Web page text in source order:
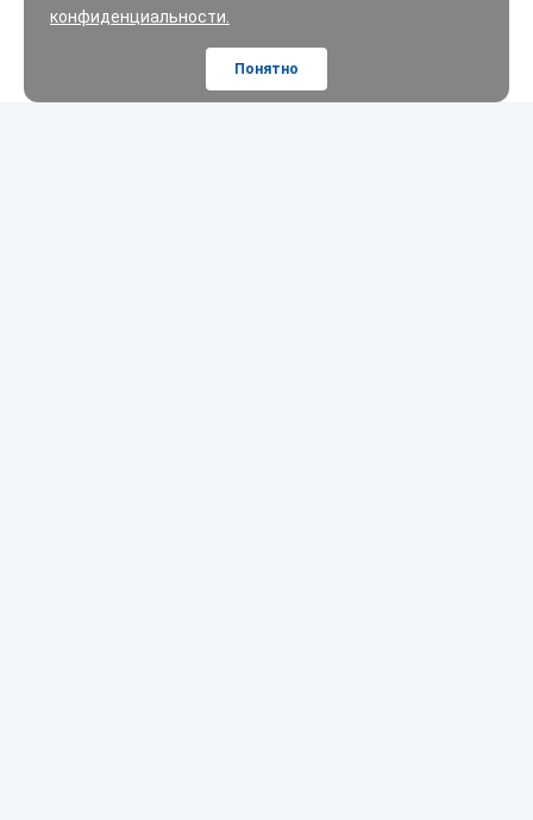
конфиденциальности.
Понятно